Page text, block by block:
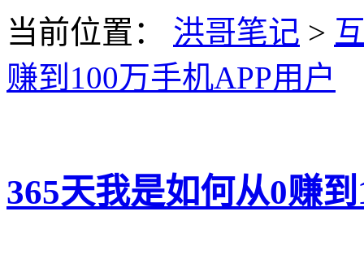
当前位置：
洪哥笔记 >
赚到100万手机APP用户
365天我是如何从0赚